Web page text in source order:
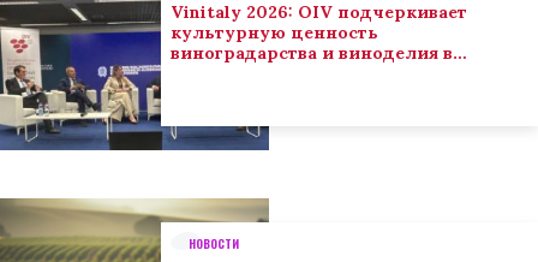
Vinitaly 2026: OIV подчеркивает
культурную ценность
виноградарства и виноделия в
НОВОСТИ